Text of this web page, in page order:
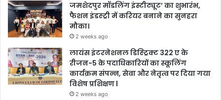
जमशेदपुर मॉडलिंग इंस्टीट्यूट’ का शुभारंभ,
फैशन इंडस्ट्री में करियर बनाने का सुनहरा
मौका।
2 weeks ago
लायंस इंटरनेशनल डिस्ट्रिक्ट 322 ए के
रीजन-5 के पदाधिकारियों का स्कूलिंग
कार्यक्रम संपन्न, सेवा और नेतृत्व पर दिया गया
विशेष प्रशिक्षण l
2 weeks ago